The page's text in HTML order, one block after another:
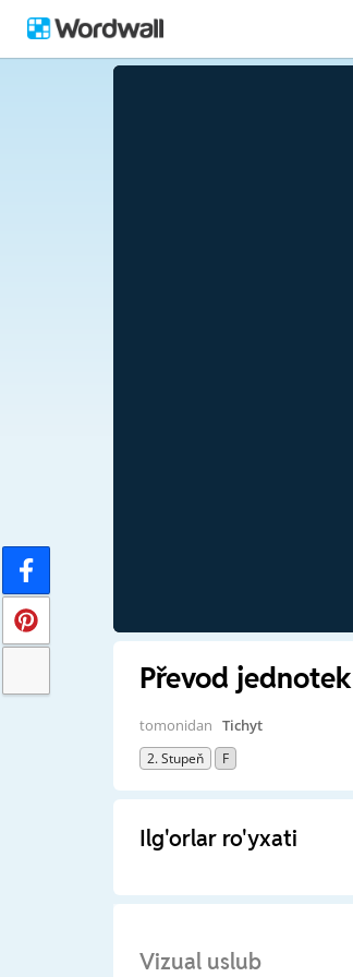
Převod jednotek
tomonidan Tichyt
2. Stupeň F
Ilg'orlar ro'yxati
Vizual uslub